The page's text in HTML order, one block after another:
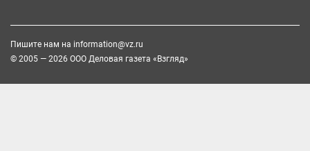
Пишите нам на information@vz.ru
© 2005 — 2026 ООО Деловая газета «Взгляд»